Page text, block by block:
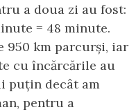
a doua zi au fost:
= 48 minute.
950 km parcurși, iar
cu încărcările au
puțin decât am
pentru a